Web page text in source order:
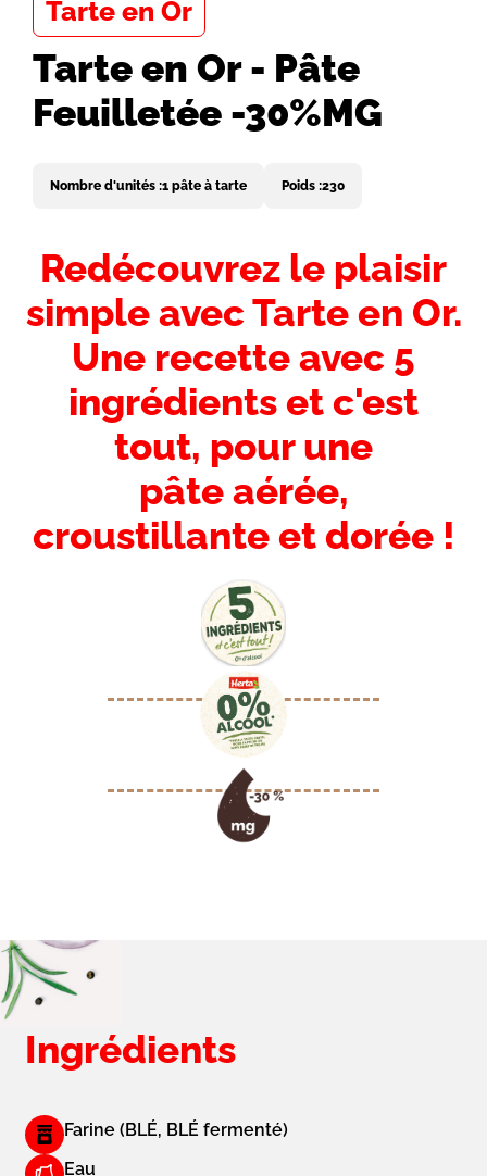
Tarte en Or
Tarte en Or - Pâte
Feuilletée -30%MG
Nombre d'unités :1 pâte à tarte Poids :230
Introduction
-
Titre
Redécouvrez le plaisir
simple avec Tarte en Or.
Une recette avec 5
ingrédients et c'est
tout, pour une
pâte aérée,
croustillante et dorée !
Ingrédients
Farine (BLÉ, BLÉ fermenté)
Eau